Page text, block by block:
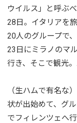
ウイルス」と呼ぶ
28日。イタリアを
20人のグループで
23日にミラノのマ
行き、そこで観光
（生ハムで有名な
状が出始めて、グ
でフィレンツェへ